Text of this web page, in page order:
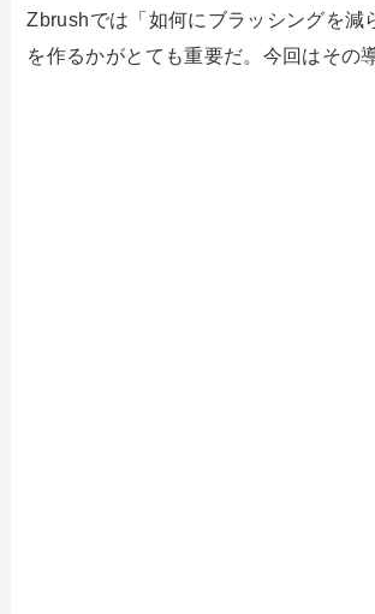
Zbrushでは「如何にブラッシングを減
を作るかがとても重要だ。今回はその